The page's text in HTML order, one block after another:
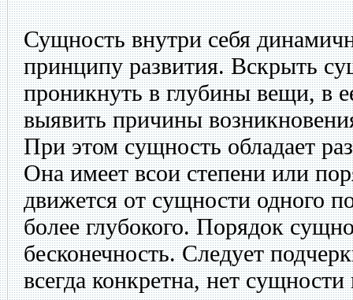
Сущность внутри себя
принципу развития. Вскрыть
проникнуть в глубины вещи, в
выявить причины
При этом сущность обладает
Она имеет всои степени или
движется от сущности одного
более глубокого. Порядок
бесконечность. Следует
всегда конкретна, нет